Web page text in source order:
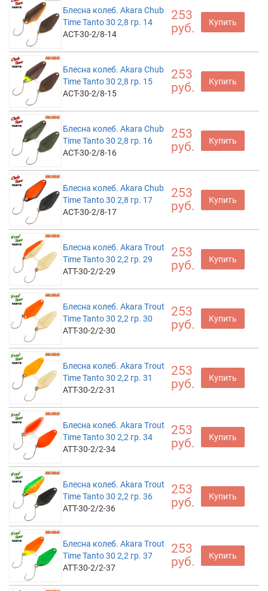
Блесна колеб. Akara Chub
Time Tanto 30 2,8 гр. 14
ACT-30-2/8-14
253
руб.
Купить
Блесна колеб. Akara Chub
Time Tanto 30 2,8 гр. 15
ACT-30-2/8-15
253
руб.
Купить
Блесна колеб. Akara Chub
Time Tanto 30 2,8 гр. 16
ACT-30-2/8-16
253
руб.
Купить
Блесна колеб. Akara Chub
Time Tanto 30 2,8 гр. 17
ACT-30-2/8-17
253
руб.
Купить
Блесна колеб. Akara Trout
Time Tanto 30 2,2 гр. 29
ATT-30-2/2-29
253
руб.
Купить
Блесна колеб. Akara Trout
Time Tanto 30 2,2 гр. 30
ATT-30-2/2-30
253
руб.
Купить
Блесна колеб. Akara Trout
Time Tanto 30 2,2 гр. 31
ATT-30-2/2-31
253
руб.
Купить
Блесна колеб. Akara Trout
Time Tanto 30 2,2 гр. 34
ATT-30-2/2-34
253
руб.
Купить
Блесна колеб. Akara Trout
Time Tanto 30 2,2 гр. 36
ATT-30-2/2-36
253
руб.
Купить
Блесна колеб. Akara Trout
Time Tanto 30 2,2 гр. 37
ATT-30-2/2-37
253
руб.
Купить